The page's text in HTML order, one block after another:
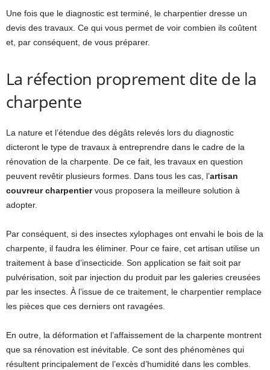
Une fois que le diagnostic est terminé, le charpentier dresse un
devis des travaux. Ce qui vous permet de voir combien ils coûtent
et, par conséquent, de vous préparer.
La réfection proprement dite de la
charpente
La nature et l’étendue des dégâts relevés lors du diagnostic
dicteront le type de travaux à entreprendre dans le cadre de la
rénovation de la charpente. De ce fait, les travaux en question
peuvent revêtir plusieurs formes. Dans tous les cas, l’artisan
couvreur charpentiervous proposera la meilleure solution à
adopter.
Par conséquent, si des insectes xylophages ont envahi le bois de la
charpente, il faudra les éliminer. Pour ce faire, cet artisan utilise un
traitement à base d’insecticide. Son application se fait soit par
pulvérisation, soit par injection du produit par les galeries creusées
par les insectes. À l’issue de ce traitement, le charpentier remplace
les pièces que ces derniers ont ravagées.
En outre, la déformation et l’affaissement de la charpente montrent
que sa rénovation est inévitable. Ce sont des phénomènes qui
résultent principalement de l’excès d’humidité dans les combles.